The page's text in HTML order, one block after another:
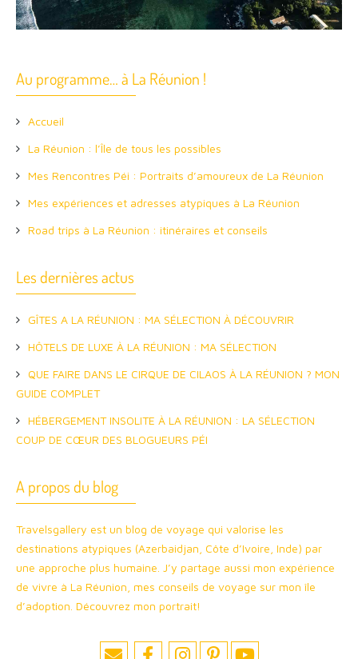
Au programme… à La Réunion !
Accueil
La Réunion : l’Île de tous les possibles
Mes Rencontres Péi : Portraits d’amoureux de La Réunion
Mes expériences et adresses atypiques à La Réunion
Road trips à La Réunion : itinéraires et conseils
Les dernières actus
GÎTES A LA RÉUNION : MA SÉLECTION À DÉCOUVRIR
HÔTELS DE LUXE À LA RÉUNION : MA SÉLECTION
QUE FAIRE DANS LE CIRQUE DE CILAOS À LA RÉUNION ? MON
GUIDE COMPLET
HÉBERGEMENT INSOLITE À LA RÉUNION : LA SÉLECTION
COUP DE CŒUR DES BLOGUEURS PÉI
A propos du blog
Travelsgallery est un blog de voyage qui valorise les
destinations atypiques (Azerbaidjan, Côte d’Ivoire, Inde) par
une approche plus humaine. J’y partage aussi mon expérience
de vivre à La Réunion, mes conseils de voyage sur mon île
d’adoption. Découvrez mon portrait!